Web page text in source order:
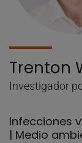
Trenton
Investigador
Infecciones
| Medio